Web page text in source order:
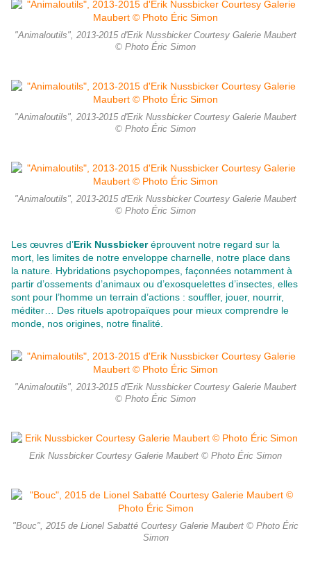
"Animaloutils", 2013-2015 d'Erik Nussbicker Courtesy Galerie Maubert
© Photo Éric Simon
"Animaloutils", 2013-2015 d'Erik Nussbicker Courtesy Galerie Maubert
© Photo Éric Simon
"Animaloutils", 2013-2015 d'Erik Nussbicker Courtesy Galerie Maubert
© Photo Éric Simon
Les œuvres d’Erik Nussbickeréprouvent notre regard sur la
mort, les limites de notre enveloppe charnelle, notre place dans
la nature. Hybridations psychopompes, façonnées notamment à
partir d’ossements d’animaux ou d’exosquelettes d’insectes, elles
sont pour l’homme un terrain d’actions : souffler, jouer, nourrir,
méditer… Des rituels apotropaïques pour mieux comprendre le
monde, nos origines, notre finalité.
"Animaloutils", 2013-2015 d'Erik Nussbicker Courtesy Galerie Maubert
© Photo Éric Simon
Erik Nussbicker Courtesy Galerie Maubert © Photo Éric Simon
"Bouc", 2015 de Lionel Sabatté Courtesy Galerie Maubert © Photo Éric
Simon